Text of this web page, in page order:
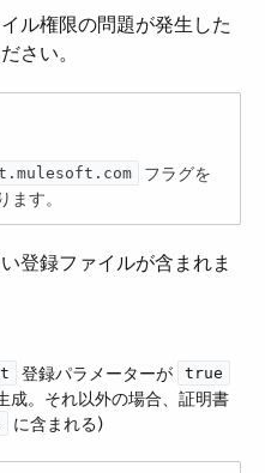
ル権限の問題が発生した
さい。
​ フラグを
す。
登録ファイルが含まれま
​ 登録パラメーターが ​ true
成。それ以外の場合、証明書
​ に含まれる)